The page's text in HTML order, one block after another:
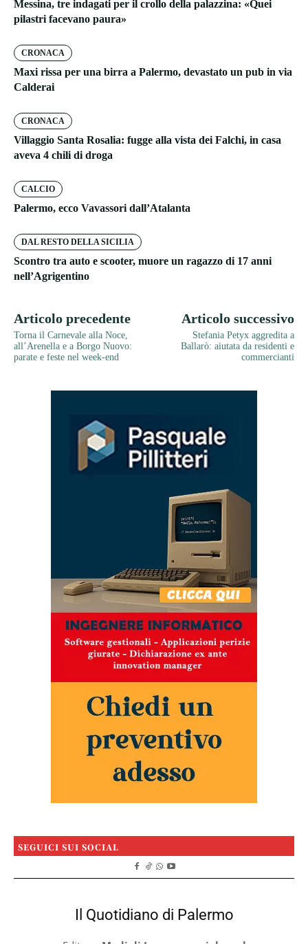
Messina, tre indagati per il crollo della palazzina: «Quei
pilastri facevano paura»
CRONACA
Maxi rissa per una birra a Palermo, devastato un pub in via
Calderai
CRONACA
Villaggio Santa Rosalia: fugge alla vista dei Falchi, in casa
aveva 4 chili di droga
CALCIO
Palermo, ecco Vavassori dall’Atalanta
DAL RESTO DELLA SICILIA
Scontro tra auto e scooter, muore un ragazzo di 17 anni
nell’Agrigentino
Articolo precedente
Torna il Carnevale alla Noce,
all’Arenella e a Borgo Nuovo:
parate e feste nel week-end
Articolo successivo
Stefania Petyx aggredita a
Ballarò: aiutata da residenti e
commercianti
SEGUICI SUI SOCIAL
Il Quotidiano di Palermo